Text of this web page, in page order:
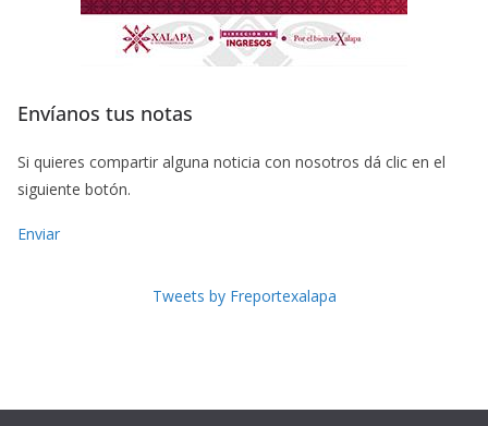
Envíanos tus notas
Si quieres compartir alguna noticia con nosotros dá clic en el
siguiente botón.
Enviar
Tweets by Freportexalapa